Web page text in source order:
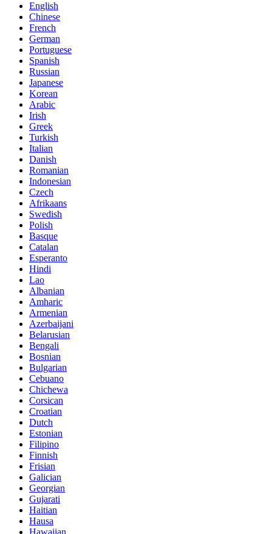
English
Chinese
French
German
Portuguese
Spanish
Russian
Japanese
Korean
Arabic
Irish
Greek
Turkish
Italian
Danish
Romanian
Indonesian
Czech
Afrikaans
Swedish
Polish
Basque
Catalan
Esperanto
Hindi
Lao
Albanian
Amharic
Armenian
Azerbaijani
Belarusian
Bengali
Bosnian
Bulgarian
Cebuano
Chichewa
Corsican
Croatian
Dutch
Estonian
Filipino
Finnish
Frisian
Galician
Georgian
Gujarati
Haitian
Hausa